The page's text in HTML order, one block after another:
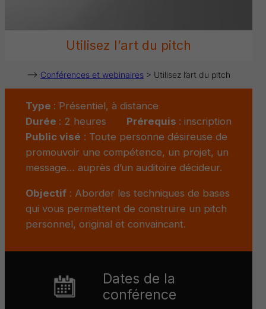
Utilisez l’art du pitch
–> Conférences et webinaires > Utilisez l’art du pitch
Type : Présentiel, à distance
Durée : 2 heures Prérequis : inscription
Public visé : Toute personne désireuse de
promouvoir une compétence, un projet, un
message… auprès d’un auditoire décideur.
Objectif: Aborder les techniques de bases
qui vous permettent de construire un pitch
personnel, original et convaincant.
Dates de la
conférence